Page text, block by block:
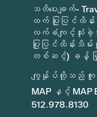
သတိပေးချက်-
ထက် ပြုပြင်ထိ
လက်ခံကျင့်သုံးခဲ့
ပြုပြင်ထိန်းသိမ်
တစ်ဆင့်) ခန့်
ကျွန်ုပ်တို့သည် ကူ
MAP နှင့် MAP
512.978.8130